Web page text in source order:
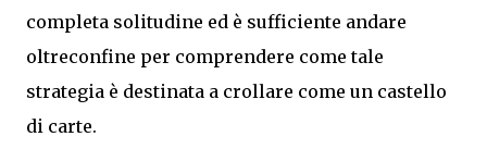
completa solitudine ed è sufficiente andare
oltreconfine per comprendere come tale
strategia è destinata a crollare come un castello
di carte.